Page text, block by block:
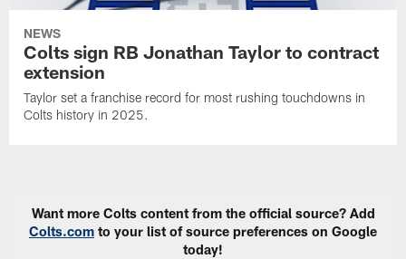
NEWS
Colts sign RB Jonathan Taylor to contract
extension
Taylor set a franchise record for most rushing touchdowns in
Colts history in 2025.
Want more Colts content from the official source? Add
Colts.com to your list of source preferences on Google
today!